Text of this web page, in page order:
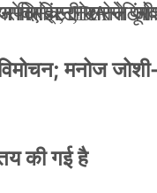
JDA ने
विमोचन; मनोज
इंटरनेशनल
विमोचन; मनोज
की गई है